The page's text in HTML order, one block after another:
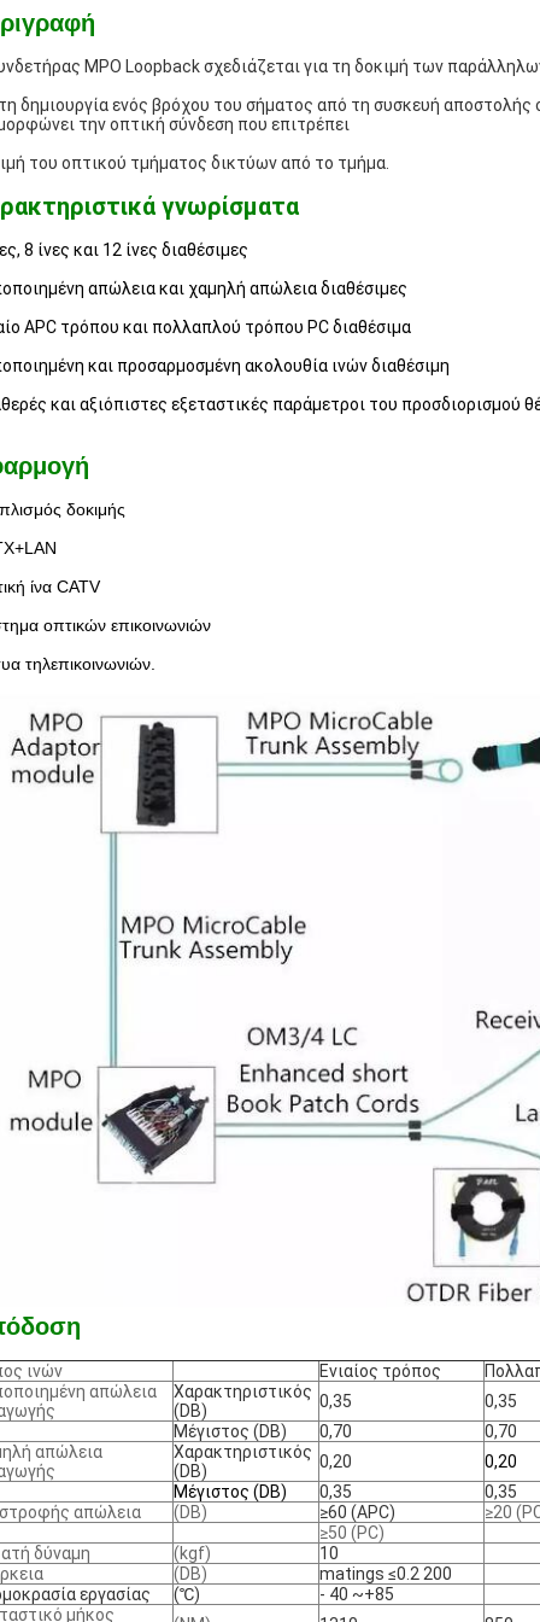
MPO Loopback σχεδιάζεται για τη δοκιμή των
δημιουργία ενός βρόχου του σήματος από τη συσκευή
την οπτική σύνδεση που επιτρέπει
του οπτικού τμήματος δικτύων από το τμήμα.
γνωρίσματα
8 ίνες και 12 ίνες διαθέσιμες
απώλεια και χαμηλή απώλεια διαθέσιμες
APC τρόπου και πολλαπλού τρόπου PC διαθέσιμα
και προσαρμοσμένη ακολουθία ινών διαθέσιμη
και αξιόπιστες εξεταστικές παράμετροι του
δοκιμής
ίνα CATV
οπτικών επικοινωνιών
τηλεπικοινωνιών.
ινών Ενιαίος τρόπος
απώλεια
Χαρακτηριστικός
(DB)
0,35
0,35
Μέγιστος (DB)
0,70
0,70
απώλεια
Χαρακτηριστικός
(DB)
0,20
0,20
Μέγιστος (DB)
0,35
0,35
απώλεια
(DB) ≥60 (APC)
≥20
≥50 (PC)
δύναμη
(kgf)
10
(DB)
matings ≤0.2 200
εργασίας
(℃)
- 40 ~+85
μήκος